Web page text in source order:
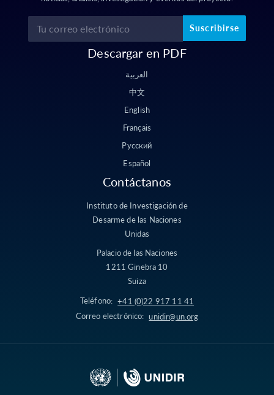
Suscribirse
Descargar en PDF
العربية
中文
English
Français
Русский
Español
Contáctanos
Instituto de Investigación de
Desarme de las Naciones
Unidas
Palacio de las Naciones
1211 Ginebra 10
Suiza
Teléfono: +41 (0)22 917 11 41
Correo electrónico: unidir@un.org